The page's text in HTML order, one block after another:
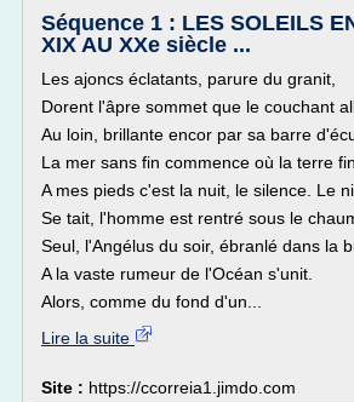
Séquence 1 : LES SOLEILS
XIX AU XXe siècle ...
Les ajoncs éclatants, parure du granit,
Dorent l'âpre sommet que le couchant
Au loin, brillante encor par sa barre
La mer sans fin commence où la terre
A mes pieds c'est la nuit, le silence. Le
Se tait, l'homme est rentré sous le
Seul, l'Angélus du soir, ébranlé dans la
A la vaste rumeur de l'Océan s'unit.
Alors, comme du fond d'un...
Lire la suite
Site : https://ccorreia1.jimdo.com